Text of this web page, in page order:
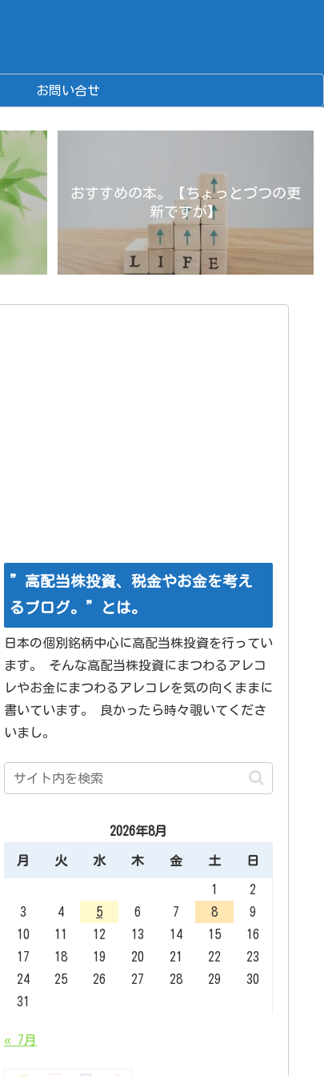
お問い合せ
おすすめの本。【ちょっとづつの更
新ですが】
”高配当株投資、税金やお金を考え
るブログ。”とは。
日本の個別銘柄中心に高配当株投資を行ってい
ます。 そんな高配当株投資にまつわるアレコ
レやお金にまつわるアレコレを気の向くままに
書いています。 良かったら時々覗いてくださ
いまし。
2026年8月
月 火 水 木 金 土 日
1
2
3
4 5 6 7 8
9
10
11 12 13 14 15
16
17
18 19 20 21 22
23
24
25 26 27 28 29
30
31
« 7月